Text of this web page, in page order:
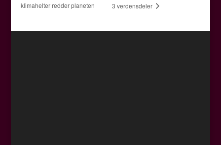
klimahelter redder planeten
3 verdensdeler